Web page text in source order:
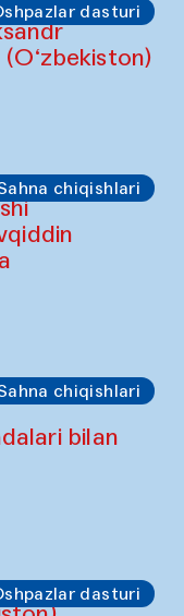
dasturi
chiqishlari
chiqishlari
bilan
dasturi